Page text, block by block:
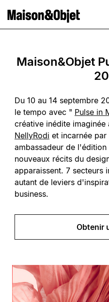
Navigation version
› Aller au contenu
› Retour au menu
Contenu de la page
› Aller au pied de page
› Retour au menu
Maison&Objet
Du 10 au 14 septembre
le tempo avec " Pulse in
créative inédite
NellyRodi et incarnée par
ambassadeur de
nouveaux récits du
apparaissent. 7 secteurs
autant de leviers
business.
Obtenir